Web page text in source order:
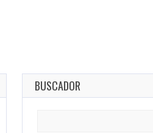
BUSCADOR